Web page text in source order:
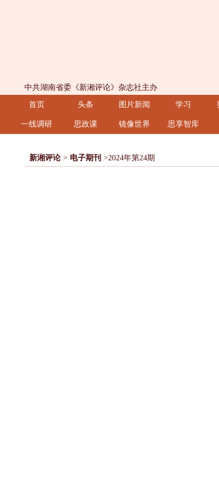
中共湖南省委《新湘评论》杂志社主办
首页 头条 图片新闻 学习
一线调研 思政课 镜像世界 思享智库
新湘评论 > 电子期刊 >2024年第24期